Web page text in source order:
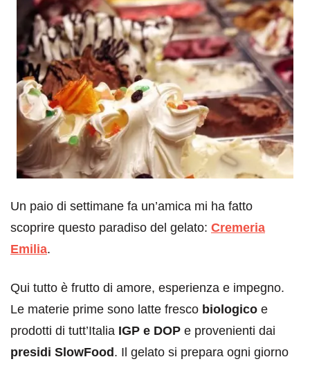
Un paio di settimane fa un’amica mi ha fatto
scoprire questo paradiso del gelato: Cremeria
Emilia.
Qui tutto è frutto di amore, esperienza e impegno.
Le materie prime sono latte fresco biologico e
prodotti di tutt’Italia IGP e DOP e provenienti dai
presidi SlowFood . Il gelato si prepara ogni giorno